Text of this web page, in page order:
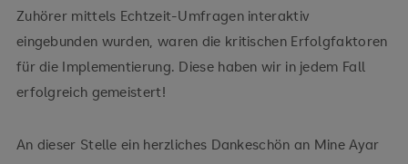
Zuhörer mittels Echtzeit-Umfragen interaktiv
eingebunden wurden, waren die kritischen Erfolgfaktoren
für die Implementierung. Diese haben wir in jedem Fall
erfolgreich gemeistert!
An dieser Stelle ein herzliches Dankeschön an Mine Ayar